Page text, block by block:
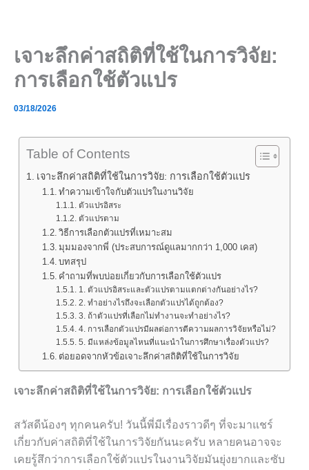
เจาะลึกค่าสถิติที่ใช้ในการวิจัย:
การเลือกใช้ตัวแปร
03/18/2026
Table of Contents
เจาะลึกค่าสถิติที่ใช้ในการวิจัย: การเลือกใช้ตัวแปร
ทำความเข้าใจกับตัวแปรในงานวิจัย
ตัวแปรอิสระ
ตัวแปรตาม
วิธีการเลือกตัวแปรที่เหมาะสม
มุมมองจากพี่ (ประสบการณ์ดูแลมากกว่า 1,000 เคส)
บทสรุป
คำถามที่พบบ่อยเกี่ยวกับการเลือกใช้ตัวแปร
1. ตัวแปรอิสระและตัวแปรตามแตกต่างกันอย่างไร?
2. ทำอย่างไรถึงจะเลือกตัวแปรได้ถูกต้อง?
3. ถ้าตัวแปรที่เลือกไม่ทำงานจะทำอย่างไร?
4. การเลือกตัวแปรมีผลต่อการตีความผลการวิจัยหรือไม่?
5. มีแหล่งข้อมูลไหนที่แนะนำในการศึกษาเรื่องตัวแปร?
ต่อยอดจากหัวข้อเจาะลึกค่าสถิติที่ใช้ในการวิจัย
เจาะลึกค่าสถิติที่ใช้ในการวิจัย: การเลือกใช้ตัวแปร
สวัสดีน้องๆ ทุกคนครับ! วันนี้พี่มีเรื่องราวดีๆ ที่จะมาแชร์
เกี่ยวกับค่าสถิติที่ใช้ในการวิจัยกันนะครับ หลายคนอาจจะ
เคยรู้สึกว่าการเลือกใช้ตัวแปรในงานวิจัยมันยุ่งยากและซับ